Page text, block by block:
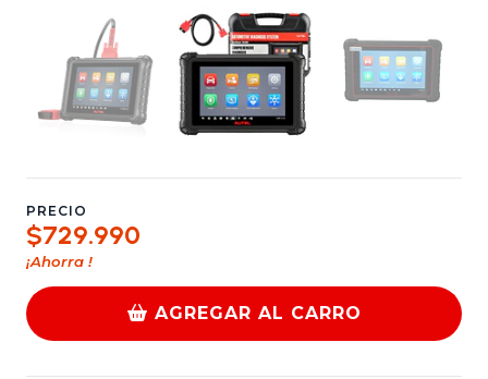
PRECIO
$729.990
¡Ahorra !
AGREGAR AL CARRO